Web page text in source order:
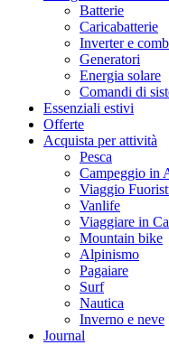
Batterie
Caricabatterie
Inverter e
Generatori
Energia solare
Comandi di
Essenziali estivi
Offerte
Acquista per attività
Pesca
Campeggio in
Viaggio
Vanlife
Viaggiare in
Mountain bike
Alpinismo
Pagaiare
Surf
Nautica
Inverno e neve
Journal